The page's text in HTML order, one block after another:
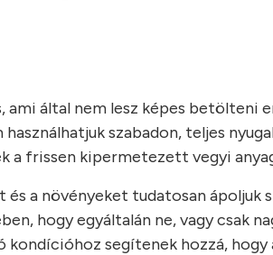
ami által nem lesz képes betölteni
szabadon, teljes
a frissen kipermetezett vegyi
a növényeket tudatosan ápoljuk
hogy egyáltalán ne, vagy csak
kondícióhoz segítenek hozzá, hogy